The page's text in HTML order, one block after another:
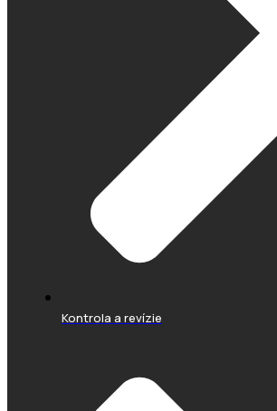
Kontrola a revízie